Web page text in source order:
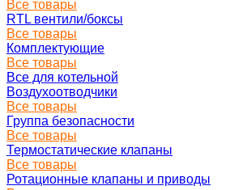
Все товары
RTL вентили/боксы
Все товары
Комплектующие
Все товары
Все для котельной
Воздухоотводчики
Все товары
Группа безопасности
Все товары
Термостатические клапаны
Все товары
Ротационные клапаны и приводы